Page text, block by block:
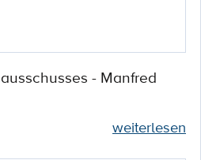
- Manfred
weiterlesen